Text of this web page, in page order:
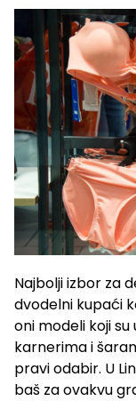
Najbolji izbor za
dvodelni kupaći
oni modeli koji
karnerima i
pravi odabir. U
baš za ovakvu